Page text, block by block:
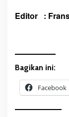
Editor :
Bagikan ini:
Facebook